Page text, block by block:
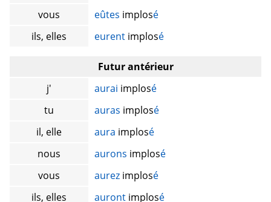
vous
eûtes implosé
ils, elles
eurent implosé
Futur antérieur
j'
aurai implosé
tu
auras implosé
il, elle
aura implosé
nous
aurons implosé
vous
aurez implosé
ils, elles
auront implosé